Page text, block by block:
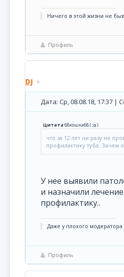
Ничего в этой жизни не
Профиль
DJ
Дата: Ср, 08.08.18, 17:37 |
Цитата68кошка68( )
что за 12 лет ни разу не
профилактику туба. Зачем
У нее выявили
и назначили
профилактику..
Даже у плохого модератора
Профиль